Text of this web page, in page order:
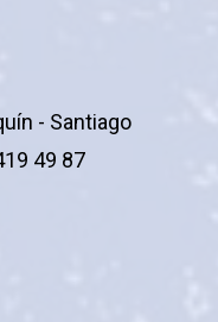
- Santiago
49 87